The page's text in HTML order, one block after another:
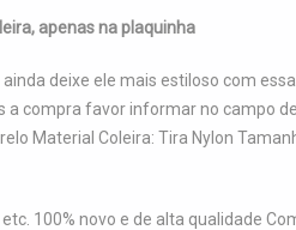
apenas na plaquinha
deixe ele mais estiloso com
compra favor informar no campo
Material Coleira: Tira Nylon
100% novo e de alta qualidade